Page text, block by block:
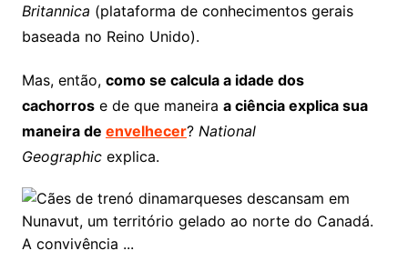
Britannica (plataforma de conhecimentos gerais
baseada no Reino Unido).
Mas, então, como se calcula a idade dos
cachorrose de que maneira a ciência explica sua
maneira de envelhecer? National
Geographicexplica.